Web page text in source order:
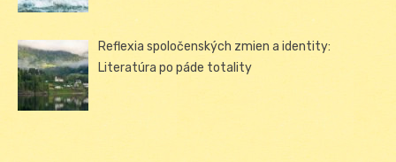
Reflexia spoločenských zmien a identity:
Literatúra po páde totality